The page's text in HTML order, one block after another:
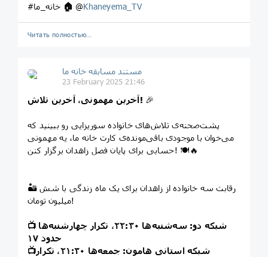
🏠 @Khaneyema_TV
Читать полностью…
مستند مسابقه خانه ما
23 February 2025 21:46
آخرین مهمونی، آخرین تلاش! 🎉
پشت‌صحنه‌ی تلاش‌های خانواده سوریزایی رو ببینید که
می‌خوان با موجودی باقی‌مونده‌ی کارت خانه ما، یه مهمونی
حسابی برای پایان فصل زاهدان برگزار کنن! 🍽🔥
🏜 رقابت سه خانواده از زاهدان برای یک ماه زندگی با شش
میلیون تومان!
📺
حدود ۱۷
📺شبکه استانی هامون: جمعه‌ها ۲۱:۳۰، تکرار